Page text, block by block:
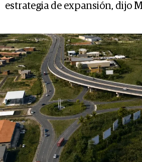
estrategia de expansión, dijo